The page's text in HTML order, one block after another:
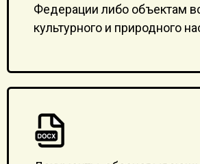
Федерации либо объектам
культурного и природного